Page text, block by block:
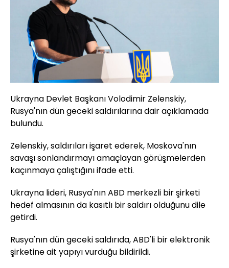
Ukrayna Devlet Başkanı Volodimir Zelenskiy,
Rusya'nın dün geceki saldırılarına dair açıklamada
bulundu.
Zelenskiy, saldırıları işaret ederek, Moskova'nın
savaşı sonlandırmayı amaçlayan görüşmelerden
kaçınmaya çalıştığını ifade etti.
Ukrayna lideri, Rusya'nın ABD merkezli bir şirketi
hedef almasının da kasıtlı bir saldırı olduğunu dile
getirdi.
Rusya'nın dün geceki saldırıda, ABD'li bir elektronik
şirketine ait yapıyı vurduğu bildirildi.